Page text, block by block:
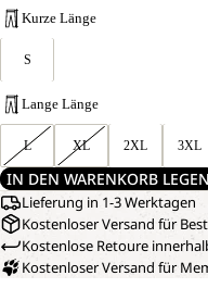
Kurze Länge
S
Lange Länge
L XL 2XL 3XL
IN DEN WARENKORB LEGEN
Lieferung in 1-3 Werktagen
Kostenloser Versand für
Kostenlose Retoure
Kostenloser Versand für